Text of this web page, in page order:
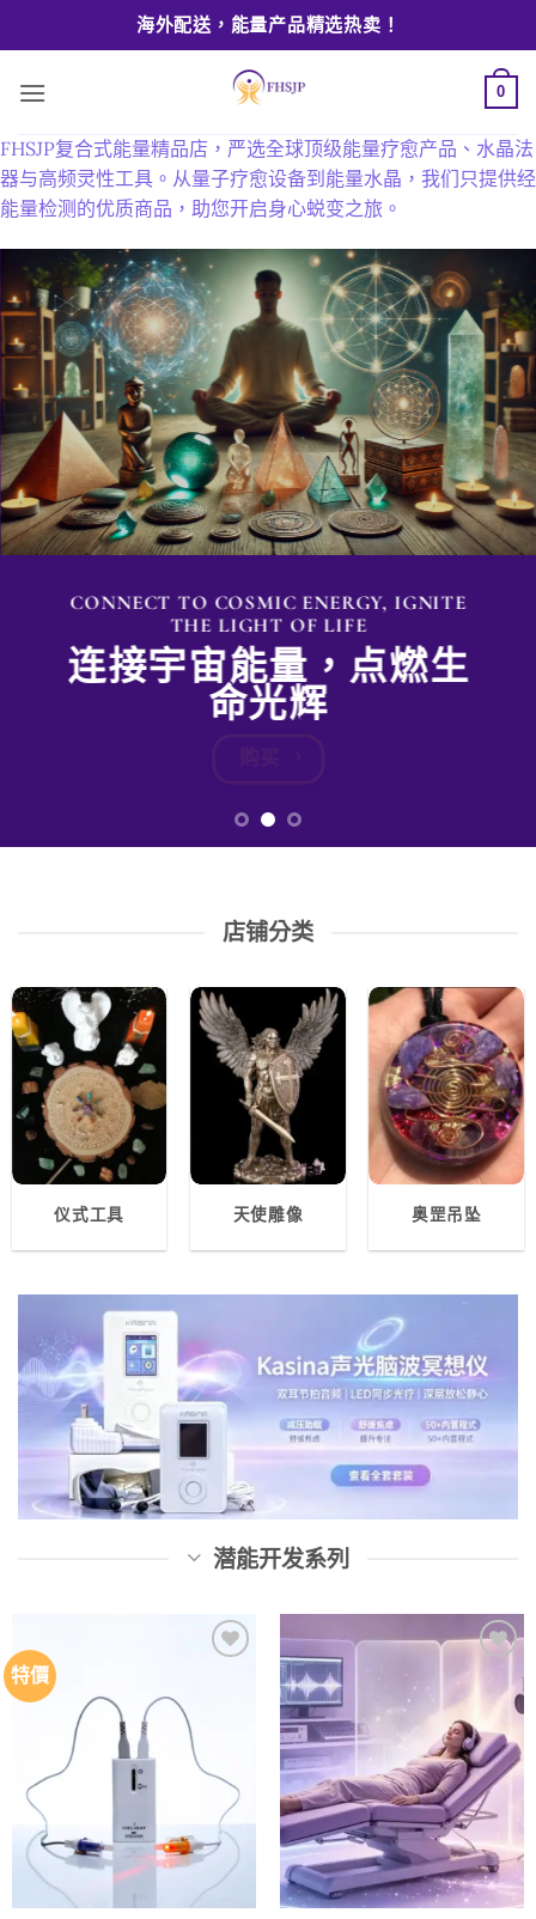
能
量
愈
精
品
店
国
际
严
选
高
频
能
海外配送，能量产品精选热卖！
0
FHSJP复合式能量精品店，严选全球顶级能量疗愈产品、水晶法
器与高频灵性工具。从量子疗愈设备到能量水晶，我们只提供经
能量检测的优质商品，助您开启身心蜕变之旅。
CONNECT TO COSMIC ENERGY, IGNITE
THE LIGHT OF LIFE
连接宇宙能量，点燃生
命光辉
店铺分类
仪式工具 天使雕像 奥罡吊坠
潜能开发系列
特價
wishlist